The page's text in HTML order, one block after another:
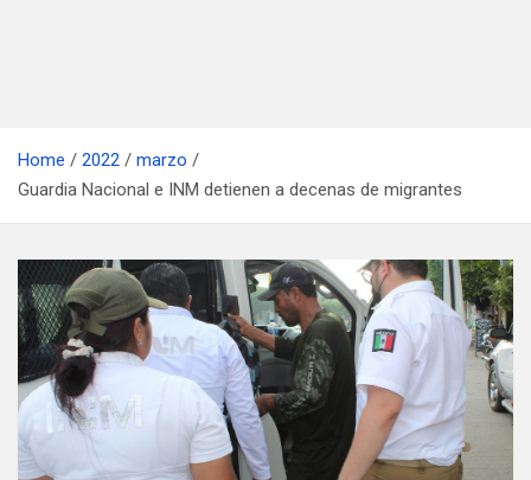
Home 2022
marzo
Guardia Nacional e INM detienen a decenas de migrantes